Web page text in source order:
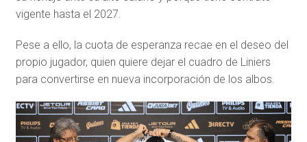
vigente hasta el 2027.
Pese a ello, la cuota de esperanza recae en el deseo del
propio jugador, quien quiere dejar el cuadro de Liniers
para convertirse en nueva incorporación de los albos.